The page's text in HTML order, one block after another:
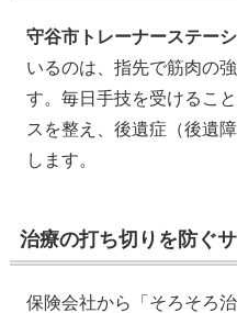
守谷市トレーナーステー
いるのは、指先で筋肉の
す。毎日手技を受けるこ
スを整え、後遺症（後遺
します。
治療の打ち切りを防ぐ
保険会社から「そろそろ